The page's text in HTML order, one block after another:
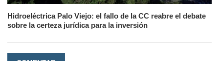
Hidroeléctrica Palo Viejo: el fallo de la CC reabre el debate
sobre la certeza jurídica para la inversión